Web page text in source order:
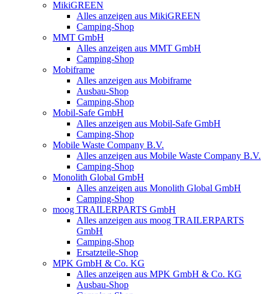
MikiGREEN
Alles anzeigen aus MikiGREEN
Camping-Shop
MMT GmbH
Alles anzeigen aus MMT GmbH
Camping-Shop
Mobiframe
Alles anzeigen aus Mobiframe
Ausbau-Shop
Camping-Shop
Mobil-Safe GmbH
Alles anzeigen aus Mobil-Safe GmbH
Camping-Shop
Mobile Waste Company B.V.
Alles anzeigen aus Mobile Waste Company B.V.
Camping-Shop
Monolith Global GmbH
Alles anzeigen aus Monolith Global GmbH
Camping-Shop
moog TRAILERPARTS GmbH
Alles anzeigen aus moog TRAILERPARTS
GmbH
Camping-Shop
Ersatzteile-Shop
MPK GmbH & Co. KG
Alles anzeigen aus MPK GmbH & Co. KG
Ausbau-Shop